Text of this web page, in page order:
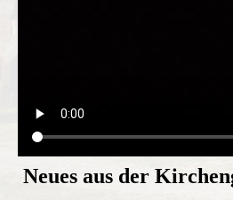
Neues aus der